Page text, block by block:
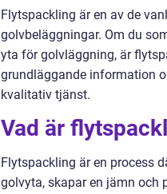
Flytspackling är en av de
golvbeläggningar. Om du
yta för golvläggning, är
grundläggande information
kvalitativ tjänst.
Vad är
Flytspackling är en process
golvyta, skapar en jämn och